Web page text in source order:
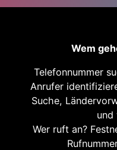
Wem
Telefonnummer
Anrufer
Suche,
und
Wer ruft an?